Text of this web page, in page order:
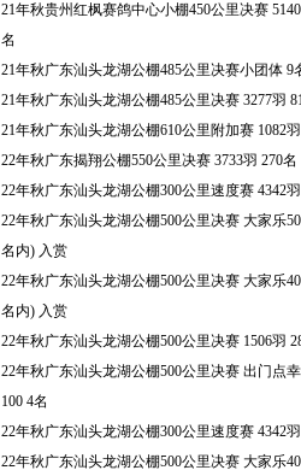
21年秋贵州红枫赛鸽中心小棚450公里决赛
名
21年秋广东汕头龙湖公棚485公里决赛小团体 9
21年秋广东汕头龙湖公棚485公里决赛 3277羽
21年秋广东汕头龙湖公棚610公里附加赛 1082
22年秋广东揭翔公棚550公里决赛 3733羽 270名
22年秋广东汕头龙湖公棚300公里速度赛 4342
22年秋广东汕头龙湖公棚500公里决赛 大家乐
名内) 入赏
22年秋广东汕头龙湖公棚500公里决赛 大家乐
名内) 入赏
22年秋广东汕头龙湖公棚500公里决赛 1506羽
22年秋广东汕头龙湖公棚500公里决赛 出门点
100 4名
22年秋广东汕头龙湖公棚300公里速度赛 4342
22年秋广东汕头龙湖公棚500公里决赛 大家乐